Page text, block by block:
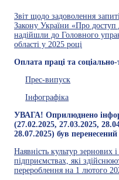
Звіт щодо задоволення
Закону України «Про доступ
надійшли до Головного
області у 2025 році
Оплата праці та соціально-
Прес-випуск
Інфографіка
УВАГА! Оприлюднено
(27.02.2025, 27.03.2025,
28.07.2025) був
Наявність культур
підприємствах, які
перероблення на 1 лютого